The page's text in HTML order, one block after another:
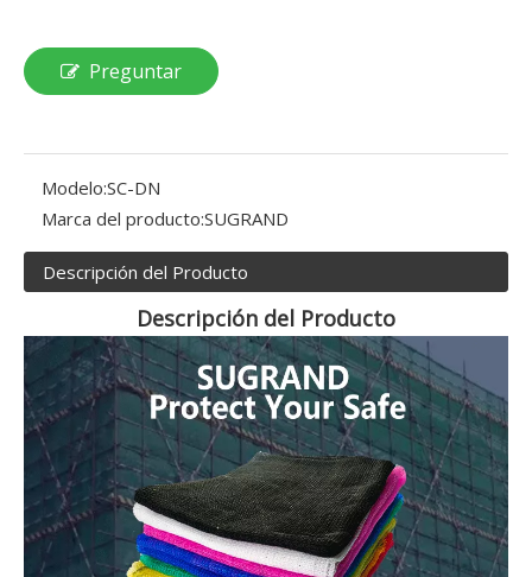
Preguntar
Modelo:SC-DN
Marca del producto:SUGRAND
Descripción del Producto
Descripción del Producto